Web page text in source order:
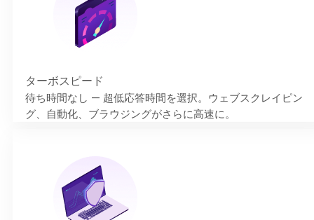
ターボスピード
待ち時間なし — 超低応答時間を選択。ウェブスクレイピン
グ、自動化、ブラウジングがさらに高速に。